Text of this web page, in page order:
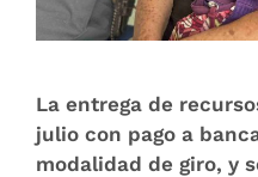
La entrega de
julio con pago a
modalidad de giro, y